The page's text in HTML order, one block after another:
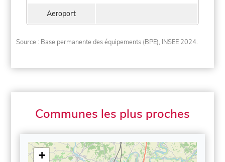
Aeroport
Source : Base permanente des équipements (BPE), INSEE 2024.
Communes les plus proches
+